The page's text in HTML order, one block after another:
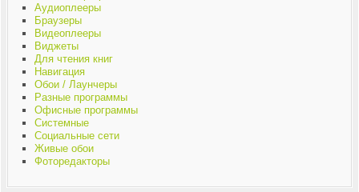
Аудиоплееры
Браузеры
Видеоплееры
Виджеты
Для чтения книг
Навигация
Обои / Лаунчеры
Разные программы
Офисные программы
Системные
Социальные сети
Живые обои
Фоторедакторы